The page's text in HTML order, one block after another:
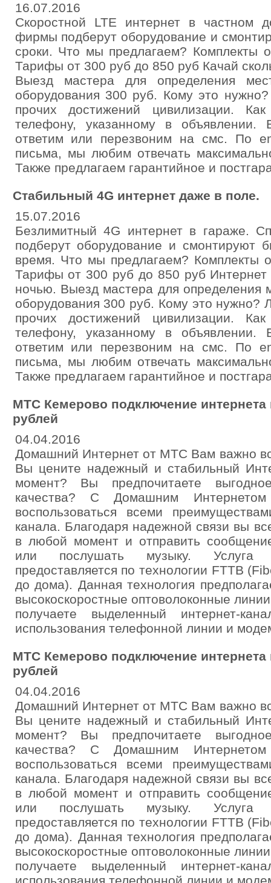
16.07.2016
Скоростной LTE интернет в частном
фирмы подберут оборудование и
сроки. Что мы предлагаем? Комплекты
Тарифы от 300 руб до 850 руб Качай
Выезд мастера для определения
оборудования 300 руб. Кому это
прочих достижений цивилизации.
телефону, указанному в объявлении.
ответим или перезвоним на смс. По
письма, мы любим отвечать
Также предлагаем гарантийное и
Стабильный 4G интернет даже в поле.
15.07.2016
Безлимитный 4G интернет в гараже.
подберут оборудование и смонтируют
время. Что мы предлагаем? Комплекты
Тарифы от 300 руб до 850 руб
ночью. Выезд мастера для определения
оборудования 300 руб. Кому это нужно?
прочих достижений цивилизации.
телефону, указанному в объявлении.
ответим или перезвоним на смс. По
письма, мы любим отвечать
Также предлагаем гарантийное и
МТС Кемерово подключение интернета
рублей
04.04.2016
Домашний Интернет от МТС Вам важно
Вы цените надежный и стабильный
момент? Вы предпочитаете
качества? С Домашним
воспользоваться всеми
канала. Благодаря надежной связи вы
в любой момент и отправить
или послушать музыку. Услуга
предоставляется по технологии FTTB
до дома). Данная технология
высокоскоростные оптоволоконные
получаете выделенный интернет-
использования телефонной линии и
МТС Кемерово подключение интернета
рублей
04.04.2016
Домашний Интернет от МТС Вам важно
Вы цените надежный и стабильный
момент? Вы предпочитаете
качества? С Домашним
воспользоваться всеми
канала. Благодаря надежной связи вы
в любой момент и отправить
или послушать музыку. Услуга
предоставляется по технологии FTTB
до дома). Данная технология
высокоскоростные оптоволоконные
получаете выделенный интернет-